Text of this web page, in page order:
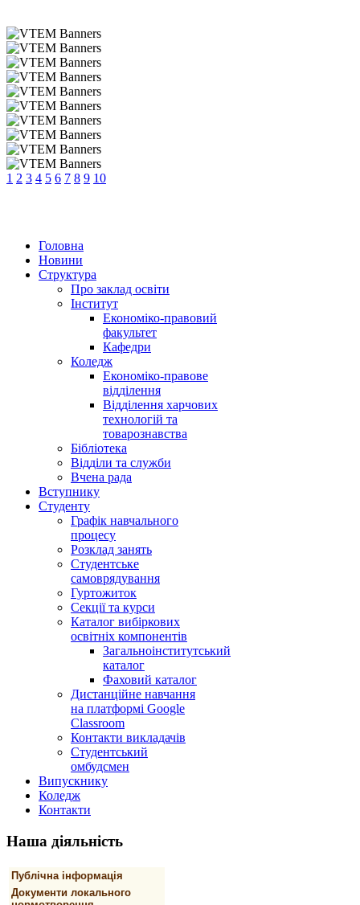
1 2 3 4 5 6 7 8 9 10
Головна
Новини
Структура
Про заклад освіти
Інститут
Економіко-правовий
факультет
Кафедри
Коледж
Економіко-правове
відділення
Відділення харчових
технологій та
товарознавства
Бібліотека
Відділи та служби
Вчена рада
Вступнику
Студенту
Графік навчального
процесу
Розклад занять
Студентське
самоврядування
Гуртожиток
Секції та курси
Каталог вибіркових
освітніх компонентів
Загальноінститутський
каталог
Фаховий каталог
Дистанційне навчання
на платформі Google
Classroom
Контакти викладачів
Студентський
омбудсмен
Випускнику
Коледж
Контакти
Наша діяльність
Публічна інформація
Документи локального